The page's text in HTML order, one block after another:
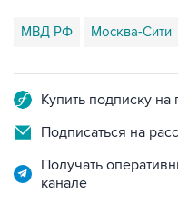
МВД РФ Москва-Сити
Купить подписку
Подписаться на
Получать
канале